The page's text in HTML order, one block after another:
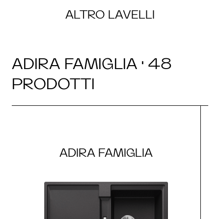
ALTRO LAVELLI
ADIRA FAMIGLIA · 48
PRODOTTI
ADIRA FAMIGLIA